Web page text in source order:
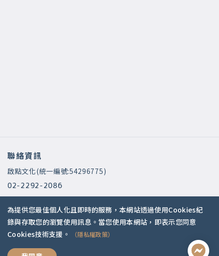
聯絡資訊
啟點文化(統一編號:54296775)
02-2292-2086
service@koob.com.tw
服務時間
週一至週五 10:00-18:00
國定假日公休
為提供您最佳個人化且即時的服務，本網站透過使用Cookies紀
錄與存取您的瀏覽使用訊息。當您使用本網站，即表示您同意
Cookies技術支援。
（隱私權政策）